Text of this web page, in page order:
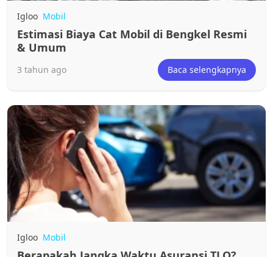
Igloo Mobil
Estimasi Biaya Cat Mobil di Bengkel Resmi
& Umum
3 tahun ago Baca selengkapnya
Igloo Mobil